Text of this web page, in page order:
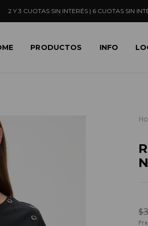
2 Y 3 CUOTAS SIN INTERÉS | 6 CUOTAS SIN
PRODUCTOS INFO